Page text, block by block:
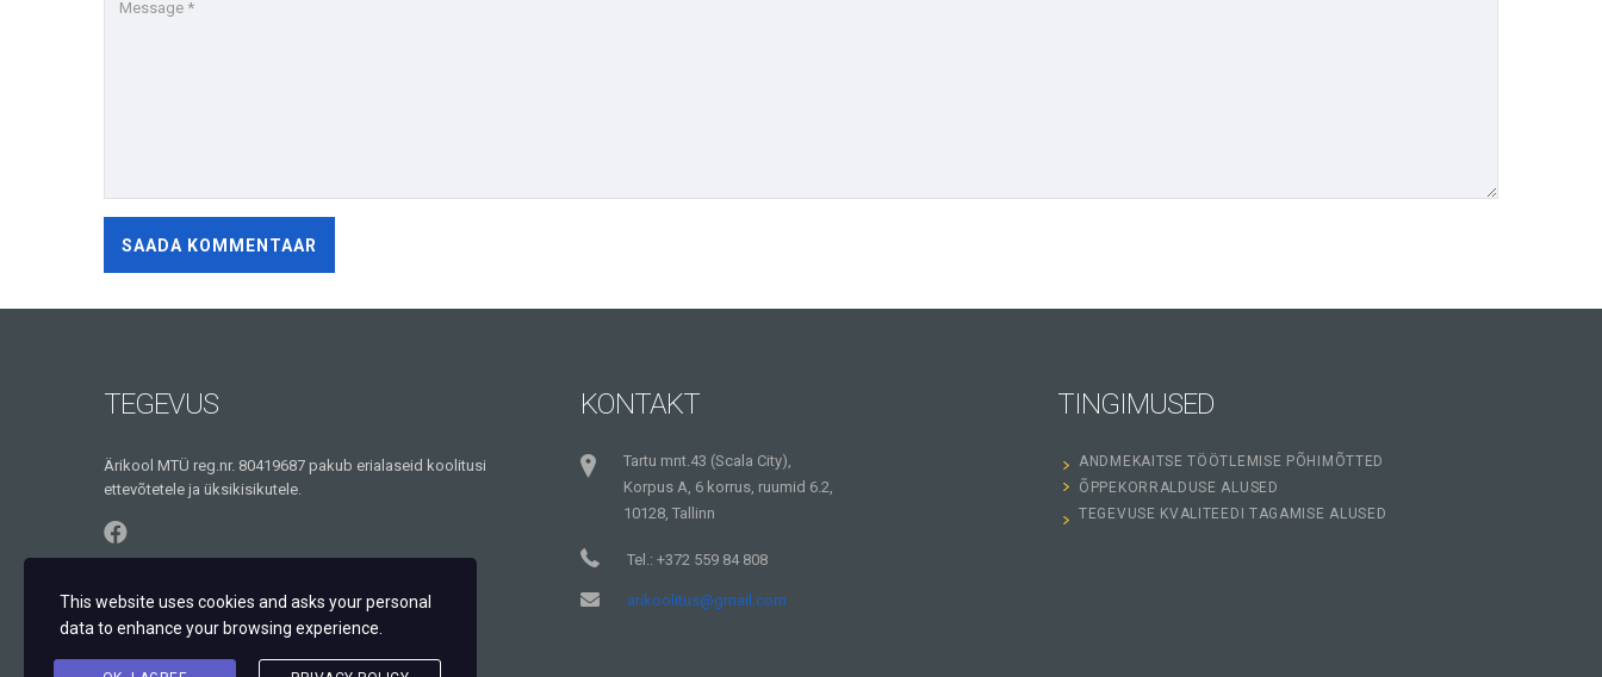
TEGEVUS
Ärikool MTÜ reg.nr. 80419687 pakub erialaseid koolitusi
ettevõtetele ja üksikisikutele.
KONTAKT
Tartu mnt.43 (Scala City),
Korpus A, 6 korrus, ruumid 6.2,
10128, Tallinn
Tel.: +372 559 84 808
arikoolitus@gmail.com
TINGIMUSED
ANDMEKAITSE TÖÖTLEMISE PÕHIMÕTTED
ÕPPEKORRALDUSE ALUSED
TEGEVUSE KVALITEEDI TAGAMISE ALUSED
This website uses cookies and asks your personal
data to enhance your browsing experience.